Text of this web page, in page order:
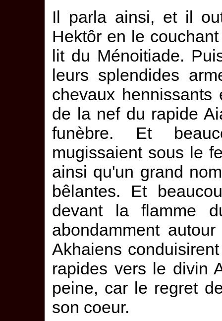
Il parla ainsi, et il
Hektôr en le
lit du Ménoitiade.
leurs splendides
chevaux
de la nef du rapide
funèbre. Et
mugissaient sous le
ainsi qu'un grand
bêlantes. Et
devant la flamme
abondamment
Akhaiens
rapides vers le divin
peine, car le regret
son coeur.